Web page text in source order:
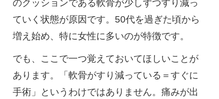
のクッションである軟骨が少しずつすり減っ
ていく状態が原因です。50代を過ぎた頃から
増え始め、特に女性に多いのが特徴です。
でも、ここで一つ覚えておいてほしいことが
あります。「軟骨がすり減っている＝すぐに
手術」というわけではありません。痛みが出